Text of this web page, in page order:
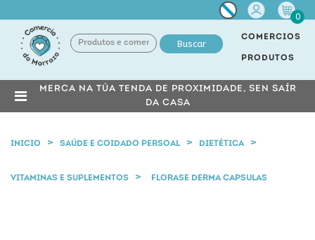
Miña
conta
0
Buscar
COMERCIOS
PRODUTOS
MERCA NA TÚA TENDA DE PROXIMIDADE, SEN SAÍR
DA CASA
INICIO SAÚDE E COIDADO PERSOAL DIETÉTICA
VITAMINAS E SUPLEMENTOS FLORASE DERMA CAPSULAS